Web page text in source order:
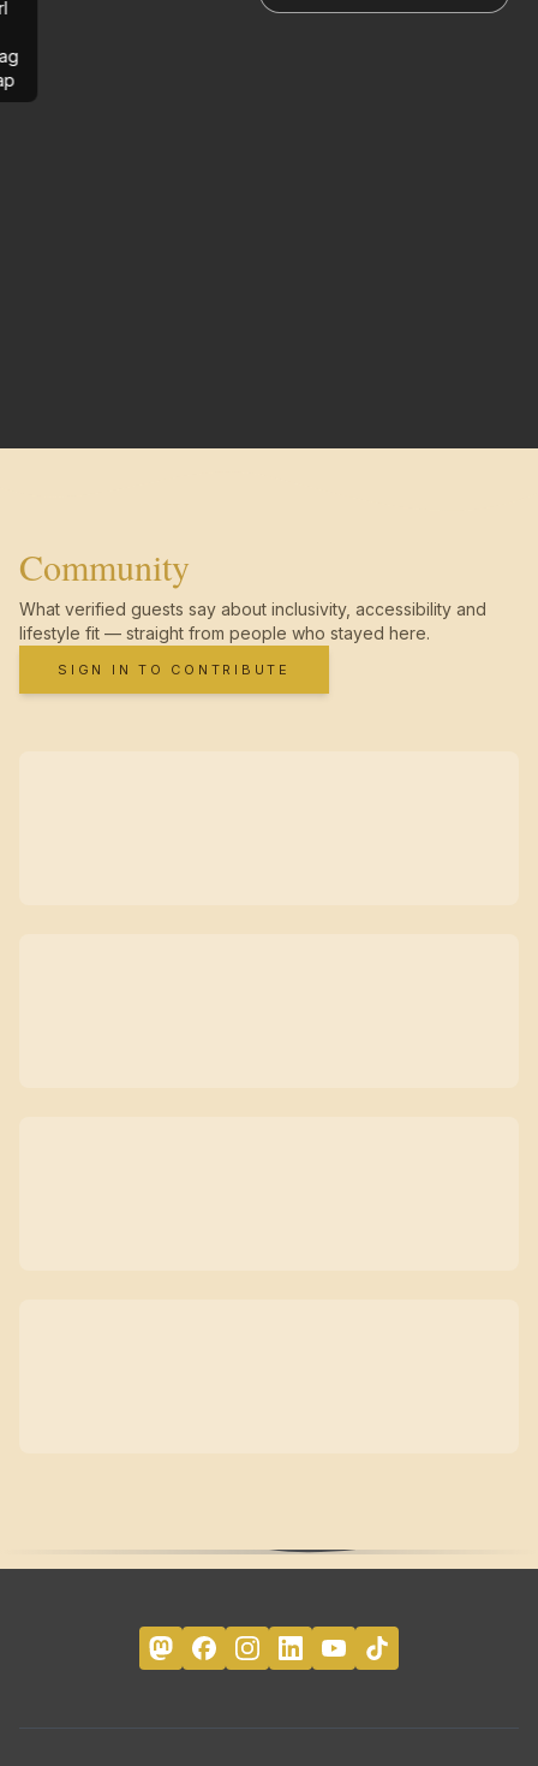
Community
What verified guests say about inclusivity, accessibility and
lifestyle fit — straight from people who stayed here.
SIGN IN TO CONTRIBUTE